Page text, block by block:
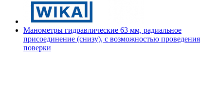
Манометры гидравлические 63 мм, радиальное
присоединение (снизу), с возможностью проведения
поверки